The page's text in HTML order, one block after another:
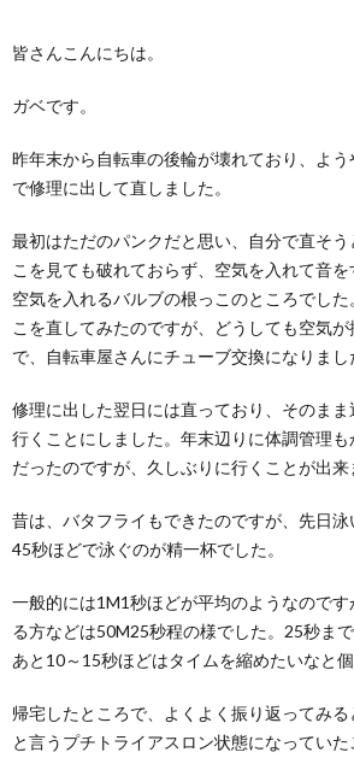
皆さんこんにちは。
ガベです。
昨年末から自転車の後輪が壊れており、よ
で修理に出して直しました。
最初はただのパンクだと思い、自分で直そ
こを見ても破れておらず、空気を入れて音を
空気を入れるバルブの根っこのところでし
こを直してみたのですが、どうしても空気
で、自転車屋さんにチューブ交換になりまし
修理に出した翌日には直っており、そのま
行くことにしました。年末辺りに体調管理
だったのですが、久しぶりに行くことが出来
昔は、バタフライもできたのですが、先日
45秒ほどで泳ぐのが精一杯でした。
一般的には1M1秒ほどが平均のようなので
る方などは50M25秒程の様でした。25秒まで
あと10～15秒ほどはタイムを縮めたいなと個
帰宅したところで、よくよく振り返ってみ
と言うプチトライアスロン状態になってい